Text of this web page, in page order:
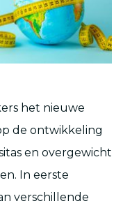
het nieuwe
de ontwikkeling
en overgewicht
In eerste
verschillende